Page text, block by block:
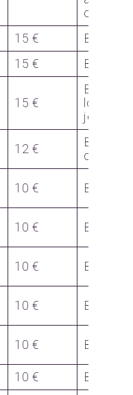
15 €
Bon
15 € Bon
15 €
Bons
jeux
12 €
Bon
cocktail
10 € Bon
10 € Bon
10 € Bon
10 € Bon
10 € Bon
10 € Bon